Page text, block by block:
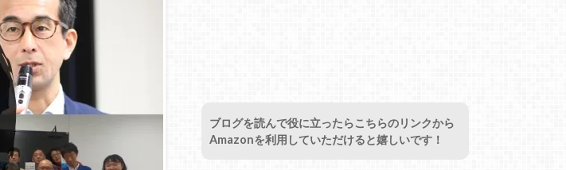
ブログを読んで役に立ったらこちらのリンクから
Amazonを利用していただけると嬉しいです！